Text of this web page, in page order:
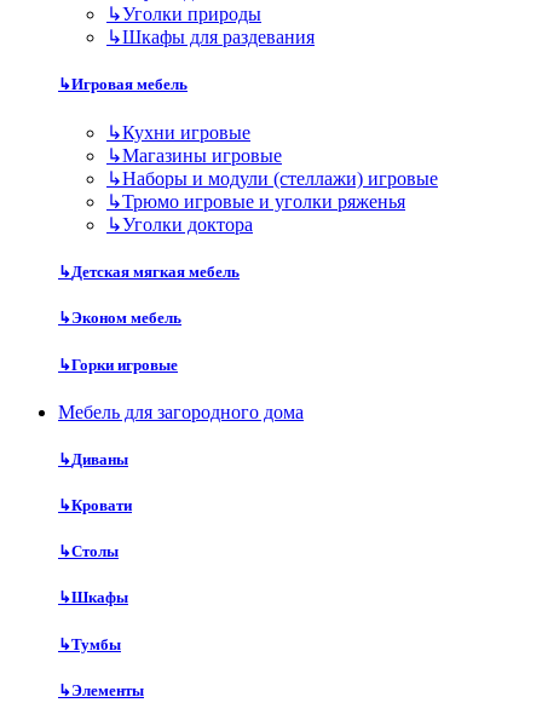
↳Уголки природы
↳Шкафы для раздевания
↳Игровая мебель
↳Кухни игровые
↳Магазины игровые
↳Наборы и модули (стеллажи) игровые
↳Трюмо игровые и уголки ряженья
↳Уголки доктора
↳Детская мягкая мебель
↳Эконом мебель
↳Горки игровые
Мебель для загородного дома
↳Диваны
↳Кровати
↳Столы
↳Шкафы
↳Тумбы
↳Элементы